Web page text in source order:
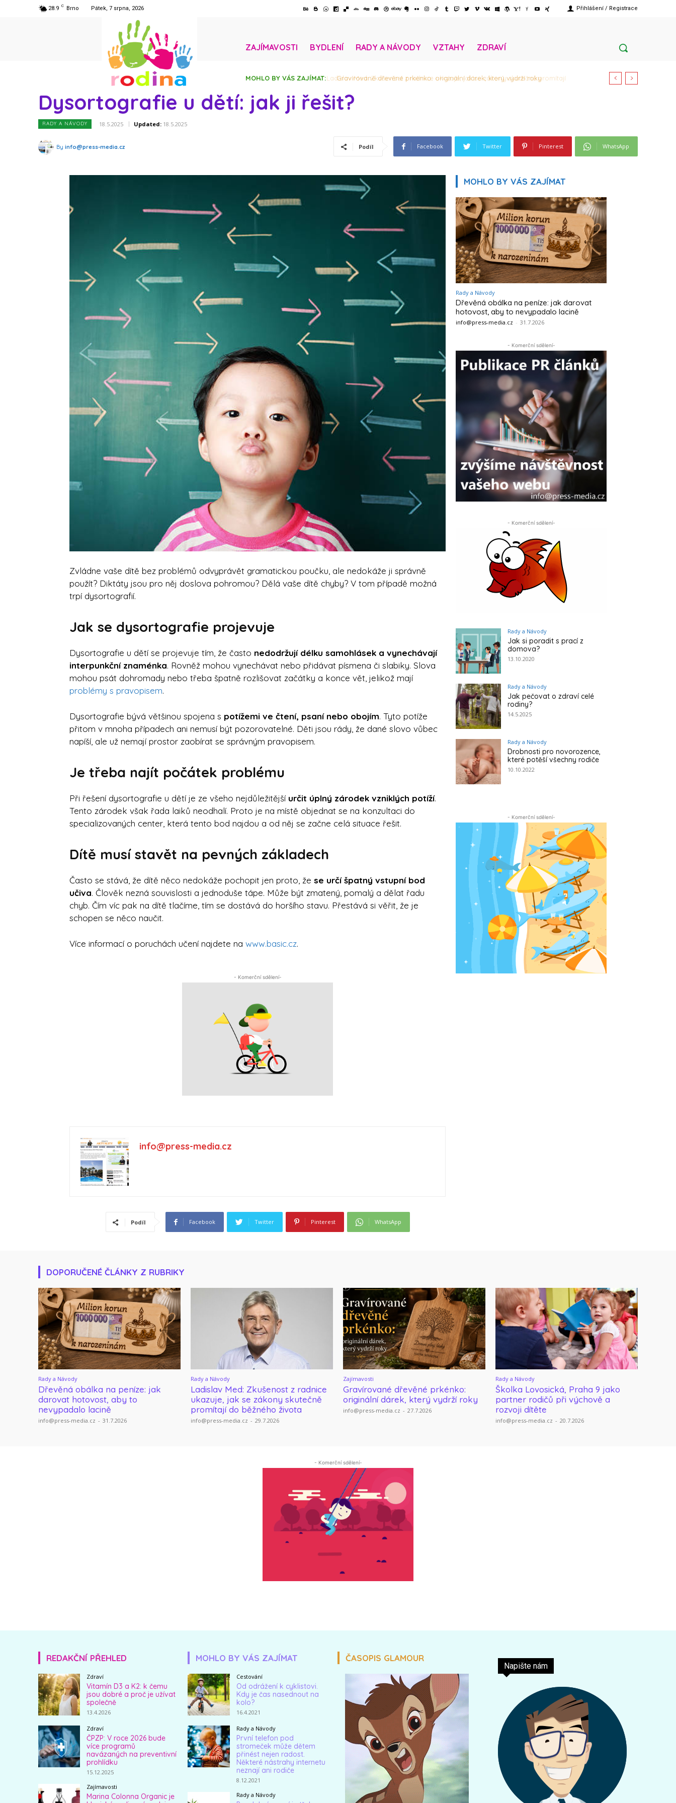
28.9 C Brno Pátek, 7 srpna, 2026 Přihlášení / Registrace
ZAJÍMAVOSTI BYDLENÍ RADY A NÁVODY VZTAHY ZDRAVÍ
MOHLO BY VÁS ZAJÍMAT: Gravírované dřevěné prkénko: originální dárek, který vydrží roky
Dysortografie u dětí: jak ji řešit?
RADY A NÁVODY 18.5.2025 Updated: 18.5.2025
By info@press-media.cz Podíl Facebook Twitter Pinterest WhatsApp
Zvládne vaše dítě bez problémů odvyprávět gramatickou poučku, ale nedokáže ji správně
použít? Diktáty jsou pro něj doslova pohromou? Dělá vaše dítě chyby? V tom případě možná
trpí dysortografií.
Jak se dysortografie projevuje
Dysortografie u dětí se projevuje tím, že často nedodržují délku samohlásek a vynechávají
interpunkční znaménka. Rovněž mohou vynechávat nebo přidávat písmena či slabiky. Slova
mohou psát dohromady nebo třeba špatně rozlišovat začátky a konce vět, jelikož mají
problémy s pravopisem.
Dysortografie bývá většinou spojena s potížemi ve čtení, psaní nebo obojím. Tyto potíže
přitom v mnoha případech ani nemusí být pozorovatelné. Děti jsou rády, že dané slovo vůbec
napíší, ale už nemají prostor zaobírat se správným pravopisem.
Je třeba najít počátek problému
Při řešení dysortografie u dětí je ze všeho nejdůležitější určit úplný zárodek vzniklých potíží.
Tento zárodek však řada laiků neodhalí. Proto je na místě objednat se na konzultaci do
specializovaných center, která tento bod najdou a od něj se začne celá situace řešit.
Dítě musí stavět na pevných základech
Často se stává, že dítě něco nedokáže pochopit jen proto, že se určí špatný vstupní bod
učiva. Člověk nezná souvislosti a jednoduše tápe. Může být zmatený, pomalý a dělat řadu
chyb. Čím víc pak na dítě tlačíme, tím se dostává do horšího stavu. Přestává si věřit, že je
schopen se něco naučit.
Více informací o poruchách učení najdete na www.basic.cz.
- Komerční sdělení-
info@press-media.cz
Podíl Facebook Twitter Pinterest WhatsApp
MOHLO BY VÁS ZAJÍMAT
Rady a Návody
Dřevěná obálka na peníze: jak darovat
hotovost, aby to nevypadalo lacině
info@press-media.cz - 31.7.2026
- Komerční sdělení-
- Komerční sdělení-
Rady a Návody
Jak si poradit s prací z
domova?
13.10.2020
Rady a Návody
Jak pečovat o zdraví celé
rodiny?
14.5.2025
Rady a Návody
Drobnosti pro novorozence,
které potěší všechny rodiče
10.10.2022
- Komerční sdělení-
DOPORUČENÉ ČLÁNKY Z RUBRIKY
Rady a Návody
Dřevěná obálka na peníze: jak
darovat hotovost, aby to
nevypadalo lacině
info@press-media.cz - 31.7.2026
Rady a Návody
Ladislav Med: Zkušenost z radnice
ukazuje, jak se zákony skutečně
promítají do běžného života
info@press-media.cz - 29.7.2026
Zajímavosti
Gravírované dřevěné prkénko:
originální dárek, který vydrží roky
info@press-media.cz - 27.7.2026
Rady a Návody
Školka Lovosická, Praha 9 jako
partner rodičů při výchově a
rozvoji dítěte
info@press-media.cz - 20.7.2026
- Komerční sdělení-
REDAKČNÍ PŘEHLED
Zdraví
Vitamín D3 a K2: k čemu
jsou dobré a proč je užívat
společně
13.4.2026
Zdraví
ČPZP: V roce 2026 bude
více programů
navázaných na preventivní
prohlídku
15.12.2025
Zajímavosti
Marina Colonna Organic je
MOHLO BY VÁS ZAJÍMAT
Cestování
Od odrážení k cyklistovi.
Kdy je čas nasednout na
kolo?
16.4.2021
Rady a Návody
První telefon pod
stromeček může dětem
přinést nejen radost.
Některé nástrahy internetu
neznají ani rodiče
8.12.2021
Rady a Návody
ČASOPIS GLAMOUR
Napište nám